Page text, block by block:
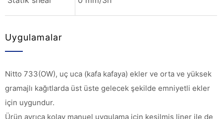
Uygulamalar
Nitto 733(OW), uç uca (kafa kafaya) ekler ve orta ve yüksek
gramajlı kağıtlarda üst üste gelecek şekilde emniyetli ekler
için uygundur.
Ürün ayrıca kolay manuel uygulama için kesilmiş liner ile de